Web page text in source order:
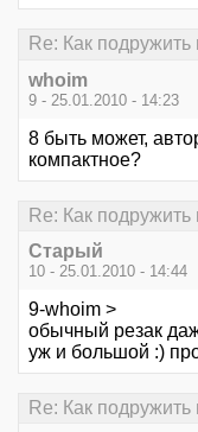
Re: Как
whoim
9 - 25.01.2010 - 14:23
8 быть может,
компактное?
Re: Как
Старый
10 - 25.01.2010 - 14:44
9-whoim >
обычный резак
уж и большой :)
Re: Как